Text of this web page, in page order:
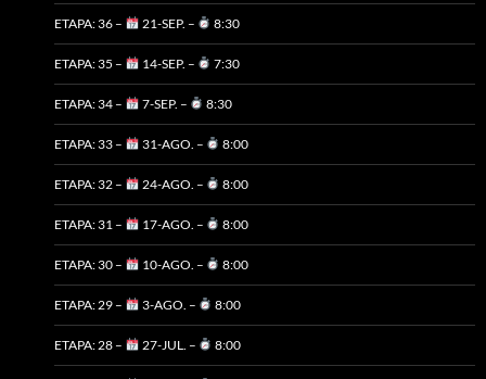
ETAPA: 36 – 21-SEP. – 8:30
ETAPA: 35 – 14-SEP. – 7:30
ETAPA: 34 – 7-SEP. – 8:30
ETAPA: 33 – 31-AGO. – 8:00
ETAPA: 32 – 24-AGO. – 8:00
ETAPA: 31 – 17-AGO. – 8:00
ETAPA: 30 – 10-AGO. – 8:00
ETAPA: 29 – 3-AGO. – 8:00
ETAPA: 28 – 27-JUL. – 8:00